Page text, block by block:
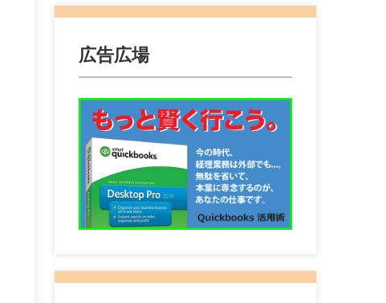
広告広場